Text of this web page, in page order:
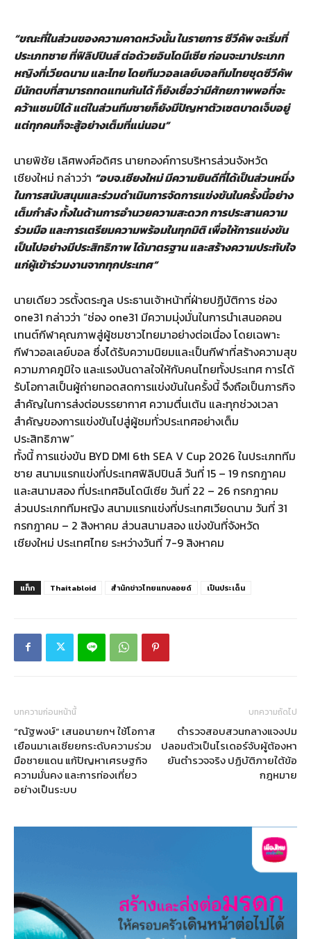
“ขณะที่ในส่วนของความคาดหวังนั้น ในรายการ ซีวีคัพ จะเริ่มที่
ประเภทชาย ที่ฟิลิปปินส์ ต่อด้วยอินโดนีเซีย ก่อนจะมาประเภท
หญิงที่เวียดนาม และไทย โดยทีมวอลเลย์บอลทีมไทยชุดซีวีคัพ
มีนักตบที่สามารถทดแทนกันได้ ก็ยังเชื่อว่ามีศักยภาพพอที่จะ
คว้าแชมป์ได้ แต่ในส่วนทีมชายก็ยังมีปัญหาตัวเซตบาดเจ็บอยู่
แต่ทุกคนก็จะสู้อย่างเต็มที่แน่นอน”
นายพิชัย เลิศพงศ์อดิศร นายกองค์การบริหารส่วนจังหวัด
เชียงใหม่ กล่าวว่า “อบจ.เชียงใหม่ มีความยินดีที่ได้เป็นส่วนหนึ่ง
ในการสนับสนุนและร่วมดำเนินการจัดการแข่งขันในครั้งนี้อย่าง
เต็มกำลัง ทั้งในด้านการอำนวยความสะดวก การประสานความ
ร่วมมือ และการเตรียมความพร้อมในทุกมิติ เพื่อให้การแข่งขัน
เป็นไปอย่างมีประสิทธิภาพ ได้มาตรฐาน และสร้างความประทับใจ
แก่ผู้เข้าร่วมงานจากทุกประเทศ”
นายเดียว วรตั้งตระกูล ประธานเจ้าหน้าที่ฝ่ายปฏิบัติการ ช่อง
one31 กล่าวว่า “ช่อง one31 มีความมุ่งมั่นในการนำเสนอคอน
เทนต์กีฬาคุณภาพสู่ผู้ชมชาวไทยมาอย่างต่อเนื่อง โดยเฉพาะ
กีฬาวอลเลย์บอล ซึ่งได้รับความนิยมและเป็นกีฬาที่สร้างความสุข
ความภาคภูมิใจ และแรงบันดาลใจให้กับคนไทยทั้งประเทศ การได้
รับโอกาสเป็นผู้ถ่ายทอดสดการแข่งขันในครั้งนี้ จึงถือเป็นภารกิจ
สำคัญในการส่งต่อบรรยากาศ ความตื่นเต้น และทุกช่วงเวลา
สำคัญของการแข่งขันไปสู่ผู้ชมทั่วประเทศอย่างเต็ม
ประสิทธิภาพ”
ทั้งนี้ การแข่งขัน BYD DMI 6th SEA V Cup 2026 ในประเภททีม
ชาย สนามแรกแข่งที่ประเทศฟิลิปปินส์ วันที่ 15 – 19 กรกฎาคม
และสนามสอง ที่ประเทศอินโดนีเซีย วันที่ 22 – 26 กรกฎาคม
ส่วนประเภททีมหญิง สนามแรกแข่งที่ประเทศเวียดนาม วันที่ 31
กรกฎาคม – 2 สิงหาคม ส่วนสนามสอง แข่งขันที่จังหวัด
เชียงใหม่ ประเทศไทย ระหว่างวันที่ 7-9 สิงหาคม
แท็ก Thaitabloid สำนักข่าวไทยแทบลอยด์ เป็นประเด็น
บทความก่อนหน้านี้
“ณัฐพงษ์” เสนอนายกฯ ใช้โอกาส
เยือนมาเลเซียยกระดับความร่วม
มือชายแดน แก้ปัญหาเศรษฐกิจ
ความมั่นคง และการท่องเที่ยว
อย่างเป็นระบบ
บทความถัดไป
ตำรวจสอบสวนกลางแจงปม
ปลอมตัวเป็นไรเดอร์จับผู้ต้องหา
ยันตำรวจจริง ปฏิบัติภายใต้ข้อ
กฎหมาย